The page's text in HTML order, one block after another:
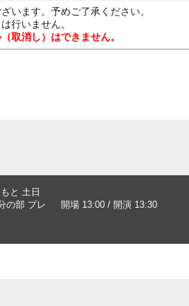
います。予めご了承ください。
行いません。
取消し）はできません。
と 土日
の部 プレ
開場 13:00 / 開演 13:30